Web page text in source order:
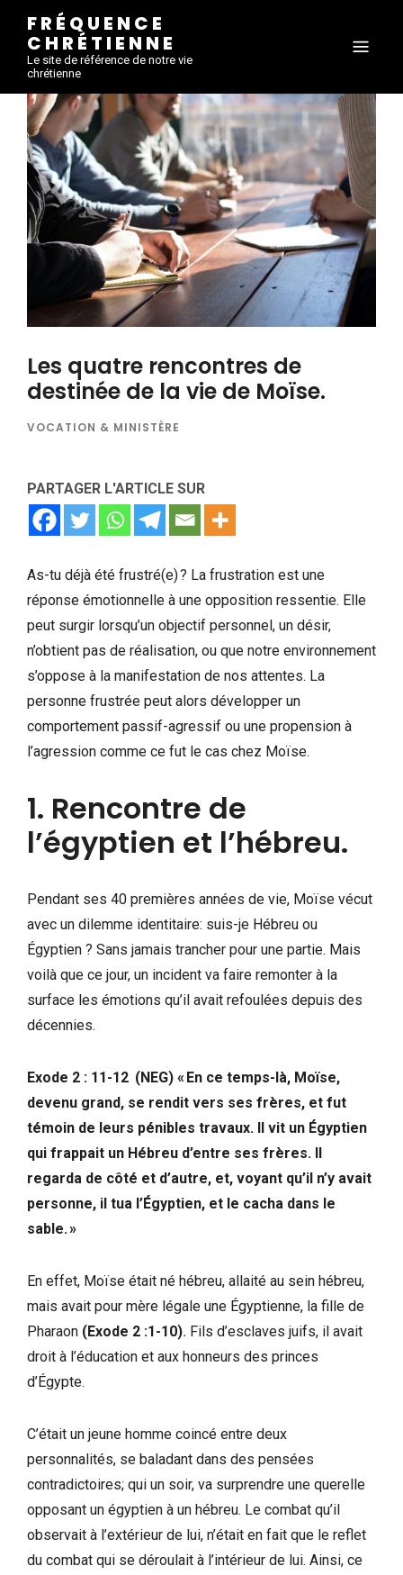
FRÉQUENCE
CHRÉTIENNE
Le site de référence de notre vie
chrétienne
Les quatre rencontres de
destinée de la vie de Moïse.
VOCATION & MINISTÈRE
PARTAGER L'ARTICLE SUR
As-tu déjà été frustré(e) ? La frustration est une
réponse émotionnelle à une opposition ressentie. Elle
peut surgir lorsqu’un objectif personnel, un désir,
n’obtient pas de réalisation, ou que notre environnement
s’oppose à la manifestation de nos attentes. La
personne frustrée peut alors développer un
comportement passif-agressif ou une propension à
l’agression comme ce fut le cas chez Moïse.
1. Rencontre de
l’égyptien et l’hébreu.
Pendant ses 40 premières années de vie, Moïse vécut
avec un dilemme identitaire: suis-je Hébreu ou
Égyptien ? Sans jamais trancher pour une partie. Mais
voilà que ce jour, un incident va faire remonter à la
surface les émotions qu’il avait refoulées depuis des
décennies.
Exode 2 : 11-12 (NEG) « En ce temps-là, Moïse,
devenu grand, se rendit vers ses frères, et fut
témoin de leurs pénibles travaux. Il vit un Égyptien
qui frappait un Hébreu d’entre ses frères. Il
regarda de côté et d’autre, et, voyant qu’il n’y avait
personne, il tua l’Égyptien, et le cacha dans le
sable. »
En effet, Moïse était né hébreu, allaité au sein hébreu,
mais avait pour mère légale une Égyptienne, la fille de
Pharaon (Exode 2 :1-10). Fils d’esclaves juifs, il avait
droit à l’éducation et aux honneurs des princes
d’Égypte.
C’était un jeune homme coincé entre deux
personnalités, se baladant dans des pensées
contradictoires; qui un soir, va surprendre une querelle
opposant un égyptien à un hébreu. Le combat qu’il
observait à l’extérieur de lui, n’était en fait que le reflet
du combat qui se déroulait à l’intérieur de lui. Ainsi, ce